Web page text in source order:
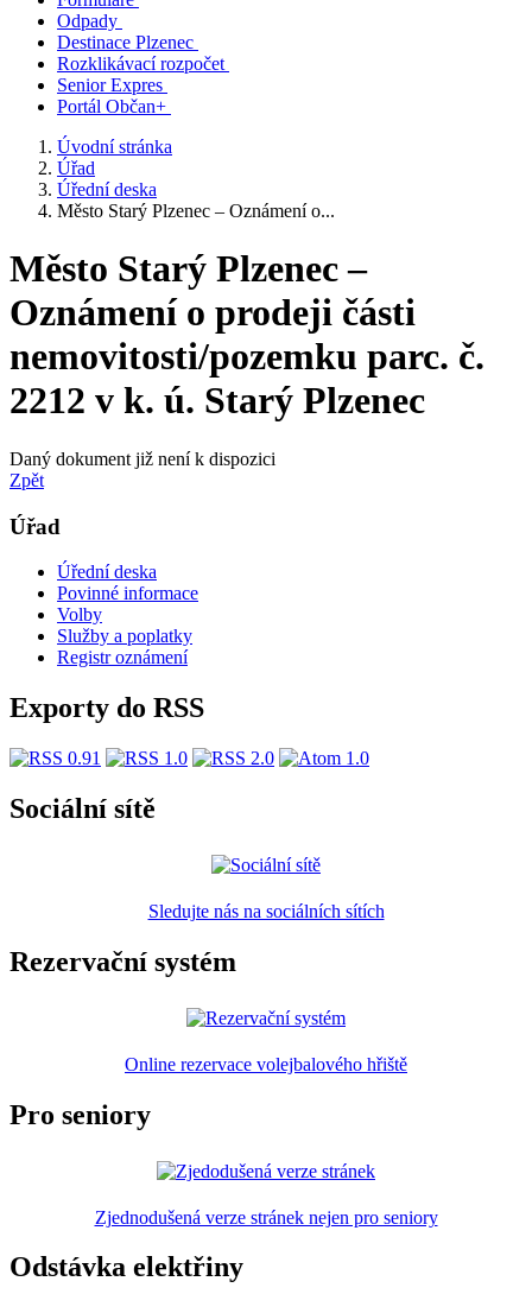
Odpady
Destinace Plzenec
Rozklikávací rozpočet
Senior Expres
Portál Občan+
Úvodní stránka
Úřad
Úřední deska
Město Starý Plzenec – Oznámení o...
Město Starý Plzenec –
Oznámení o prodeji části
nemovitosti/pozemku parc. č.
2212 v k. ú. Starý Plzenec
Daný dokument již není k dispozici
Zpět
Úřad
Úřední deska
Povinné informace
Volby
Služby a poplatky
Registr oznámení
Exporty do RSS
Sociální sítě
Sledujte nás na sociálních sítích
Rezervační systém
Online rezervace volejbalového hřiště
Pro seniory
Zjednodušená verze stránek nejen pro seniory
Odstávka elektřiny